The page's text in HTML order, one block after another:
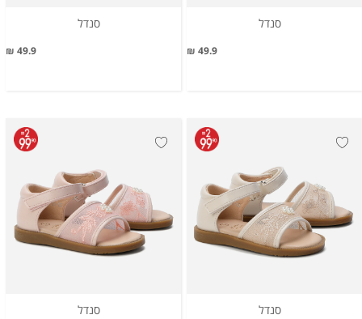
סנדל
49.9 ₪
סנדל
49.9 ₪
סנדל סנדל